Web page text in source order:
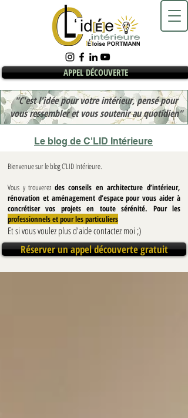
APPEL DÉCOUVERTE
"C'est l'idée pour votre intérieur, pensé pour
vous ressembler et vous soutenir au quotidien"
Le blog de C'LID Intérieure
Blog
Bienvenue sur le blog C’LID Intérieure.
Vous y trouverez des conseils en architecture d’intérieur,
rénovation et aménagement d’espace pour vous aider à
concrétiser vos projets en toute sérénité. Pour les
professionnels et pour les particuliers
Et si vous voulez plus d'aide contactez moi ;)
Réserver un appel découverte gratuit